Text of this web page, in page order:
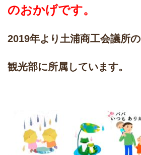
のおかげです。
2019年より土浦商工会議所の
観光部に所属しています。